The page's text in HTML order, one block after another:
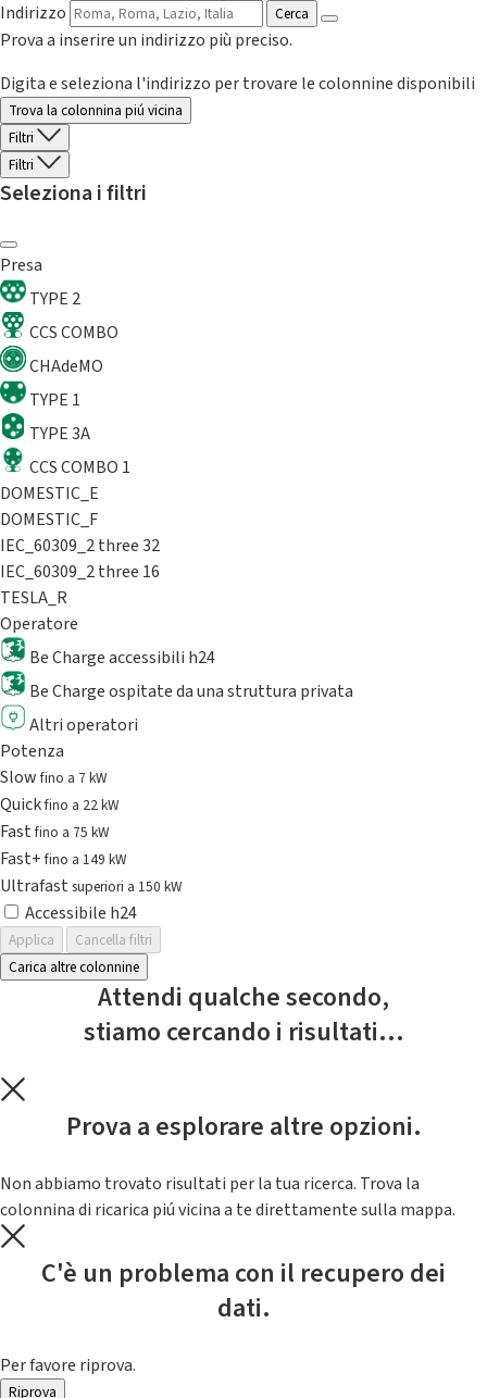
Indirizzo
Cerca
Prova a inserire un indirizzo più preciso.
Digita e seleziona l'indirizzo per trovare le colonnine disponibili
Trova la colonnina piú vicina
Filtri
Filtri
Seleziona i filtri
Presa
TYPE 2
CCS COMBO
CHAdeMO
TYPE 1
TYPE 3A
CCS COMBO 1
DOMESTIC_E
DOMESTIC_F
IEC_60309_2 three 32
IEC_60309_2 three 16
TESLA_R
Operatore
Be Charge accessibili h24
Be Charge ospitate da una struttura privata
Altri operatori
Potenza
Slowfino a 7 kW
Quickfino a 22 kW
Fastfino a 75 kW
Fast+fino a 149 kW
Ultrafast superiori a 150 kW
Accessibile h24
Applica
Cancella filtri
Carica altre colonnine
Attendi qualche secondo,
stiamo cercando i risultati...
Prova a esplorare altre opzioni.
Non abbiamo trovato risultati per la tua ricerca. Trova la
colonnina di ricarica piú vicina a te direttamente sulla mappa.
C'è un problema con il recupero dei
dati.
Per favore riprova.
Riprova